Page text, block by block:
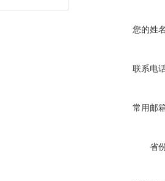
您的姓
联系电
常用邮
省